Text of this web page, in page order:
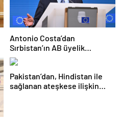
Antonio Costa’dan
Sırbistan’ın AB üyelik
sürecine ilişkin açıklama
Pakistan’dan, Hindistan ile
sağlanan ateşkese ilişkin